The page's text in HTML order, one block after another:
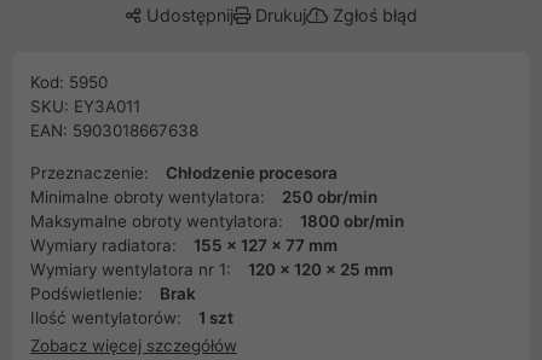
Udostępnij Drukuj Zgłoś błąd
Kod: 5950
SKU: EY3A011
EAN: 5903018667638
Przeznaczenie:
Chłodzenie procesora
Minimalne obroty wentylatora:
250 obr/min
Maksymalne obroty wentylatora:
1800 obr/min
Wymiary radiatora:
155 x 127 x 77 mm
Wymiary wentylatora nr 1:
120 x 120 x 25 mm
Podświetlenie:
Brak
Ilość wentylatorów:
1 szt
Zobacz więcej szczegółów